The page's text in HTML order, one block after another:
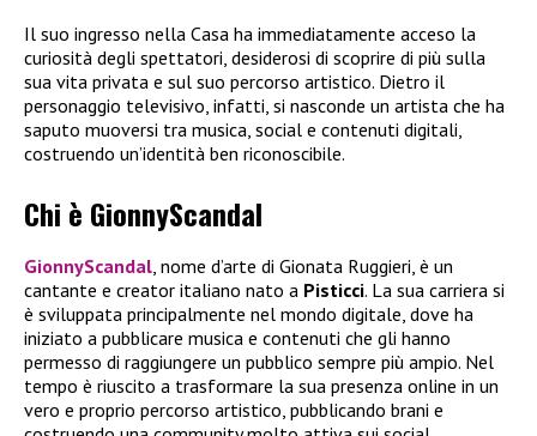
Il suo ingresso nella Casa ha immediatamente acceso la
curiosità degli spettatori, desiderosi di scoprire di più sulla
sua vita privata e sul suo percorso artistico. Dietro il
personaggio televisivo, infatti, si nasconde un artista che ha
saputo muoversi tra musica, social e contenuti digitali,
costruendo un’identità ben riconoscibile.
Chi è GionnyScandal
GionnyScandal, nome d’arte di Gionata Ruggieri, è un
cantante e creator italiano nato a Pisticci. La sua carriera si
è sviluppata principalmente nel mondo digitale, dove ha
iniziato a pubblicare musica e contenuti che gli hanno
permesso di raggiungere un pubblico sempre più ampio. Nel
tempo è riuscito a trasformare la sua presenza online in un
vero e proprio percorso artistico, pubblicando brani e